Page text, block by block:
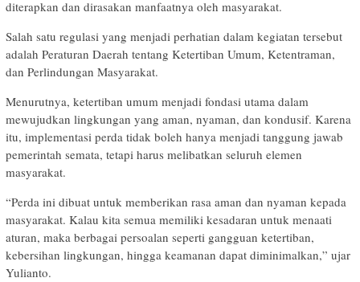
diterapkan dan dirasakan manfaatnya oleh masyarakat.
Salah satu regulasi yang menjadi perhatian dalam kegiatan tersebut
adalah Peraturan Daerah tentang Ketertiban Umum, Ketentraman,
dan Perlindungan Masyarakat.
Menurutnya, ketertiban umum menjadi fondasi utama dalam
mewujudkan lingkungan yang aman, nyaman, dan kondusif. Karena
itu, implementasi perda tidak boleh hanya menjadi tanggung jawab
pemerintah semata, tetapi harus melibatkan seluruh elemen
masyarakat.
“Perda ini dibuat untuk memberikan rasa aman dan nyaman kepada
masyarakat. Kalau kita semua memiliki kesadaran untuk menaati
aturan, maka berbagai persoalan seperti gangguan ketertiban,
kebersihan lingkungan, hingga keamanan dapat diminimalkan,” ujar
Yulianto.